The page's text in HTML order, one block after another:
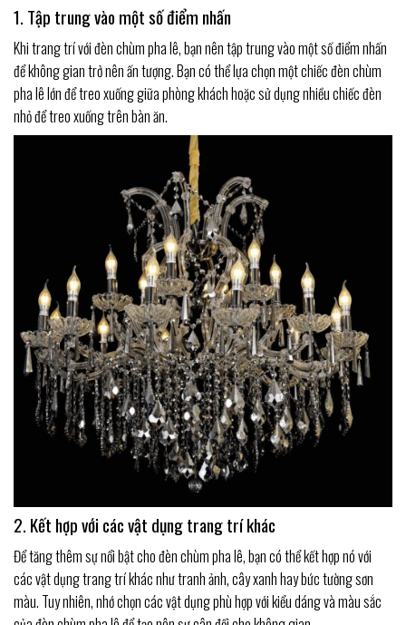
1. Tập trung vào một số điểm nhấn
Khi trang trí với đèn chùm pha lê, bạn nên tập trung vào một số điểm nhấn
để không gian trở nên ấn tượng. Bạn có thể lựa chọn một chiếc đèn chùm
pha lê lớn để treo xuống giữa phòng khách hoặc sử dụng nhiều chiếc đèn
nhỏ để treo xuống trên bàn ăn.
2. Kết hợp với các vật dụng trang trí khác
Để tăng thêm sự nổi bật cho đèn chùm pha lê, bạn có thể kết hợp nó với
các vật dụng trang trí khác như tranh ảnh, cây xanh hay bức tường sơn
màu. Tuy nhiên, nhớ chọn các vật dụng phù hợp với kiểu dáng và màu sắc